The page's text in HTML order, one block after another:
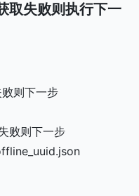
取失败则执行下一
则下一步
败则下一步